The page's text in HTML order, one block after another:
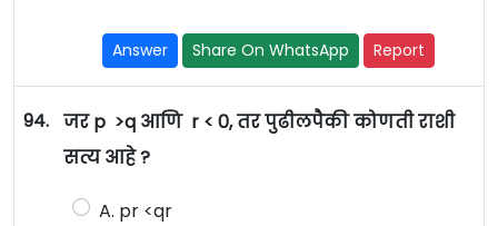
Answer Share On WhatsApp Report
94. जर p >q आणि r < 0, तर पुढीलपैकी कोणती राशी
सत्य आहे ?
A. pr <qr